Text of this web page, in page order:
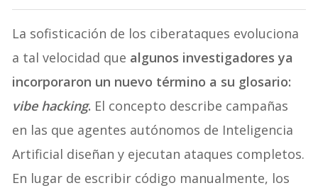
La sofisticación de los ciberataques evoluciona
a tal velocidad que algunos investigadores ya
incorporaron un nuevo término a su glosario:
vibe hacking. El concepto describe campañas
en las que agentes autónomos de Inteligencia
Artificial diseñan y ejecutan ataques completos.
En lugar de escribir código manualmente, los